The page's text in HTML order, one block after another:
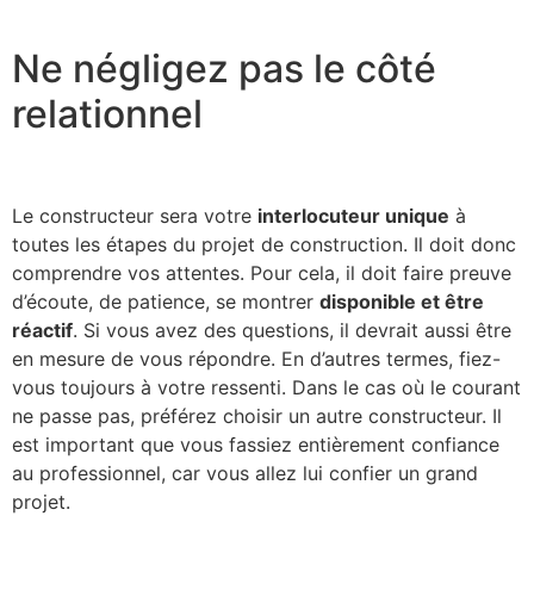
Ne négligez pas le côté
relationnel
Le constructeur sera votre interlocuteur unique à
toutes les étapes du projet de construction. Il doit donc
comprendre vos attentes. Pour cela, il doit faire preuve
d’écoute, de patience, se montrer disponible et être
réactif. Si vous avez des questions, il devrait aussi être
en mesure de vous répondre. En d’autres termes, fiez-
vous toujours à votre ressenti. Dans le cas où le courant
ne passe pas, préférez choisir un autre constructeur. Il
est important que vous fassiez entièrement confiance
au professionnel, car vous allez lui confier un grand
projet.